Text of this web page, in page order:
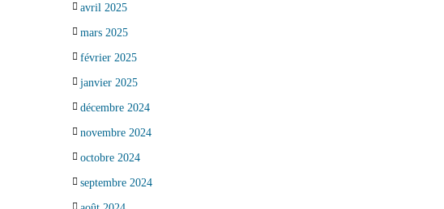
avril 2025
mars 2025
février 2025
janvier 2025
décembre 2024
novembre 2024
octobre 2024
septembre 2024